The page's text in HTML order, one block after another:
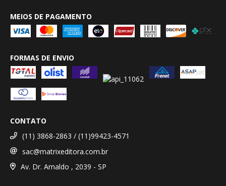
MEIOS DE PAGAMENTO
FORMAS DE ENVIO
CONTATO
(11) 3868-2863 / (11)99423-4571
sac@matrixeditora.com.br
Av. Dr. Arnaldo , 2039 - SP